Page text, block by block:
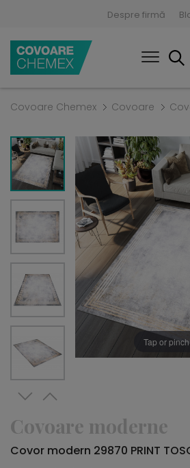
Despre firmă
Covoare Chemex Covoare
Tap or
Covoare moderne
Covor modern 29870 PRINT